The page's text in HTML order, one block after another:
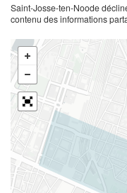
Saint-Josse-ten-Noode
contenu des informations